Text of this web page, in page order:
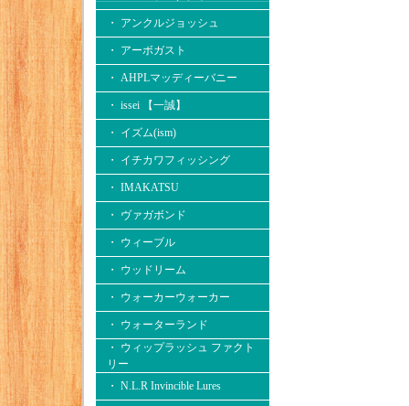
・ アンクルジョッシュ
・ アーボガスト
・ AHPLマッディーバニー
・ issei 【一誠】
・ イズム(ism)
・ イチカワフィッシング
・ IMAKATSU
・ ヴァガボンド
・ ウィーブル
・ ウッドリーム
・ ウォーカーウォーカー
・ ウォーターランド
・ ウィップラッシュ ファクト
リー
・ N.L.R Invincible Lures